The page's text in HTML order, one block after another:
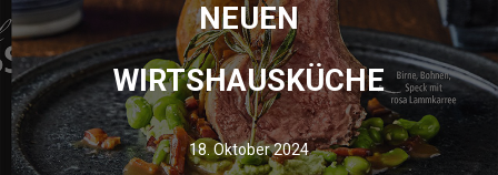
NEUEN
WIRTSHAUSKÜCHE
18. Oktober 2024